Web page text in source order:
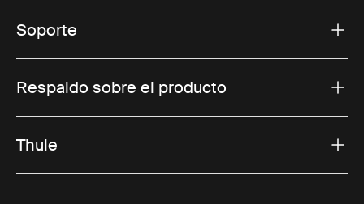
Soporte
Respaldo sobre el producto
Thule